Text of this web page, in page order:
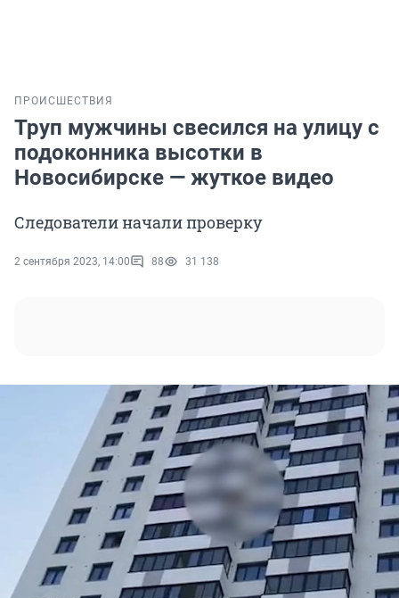
ПРОИСШЕСТВИЯ
Труп мужчины свесился на улицу с
подоконника высотки в
Новосибирске — жуткое видео
Следователи начали проверку
2 сентября 2023, 14:00 88 31 138